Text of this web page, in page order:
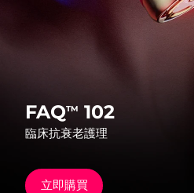
FAQTM 102
臨床抗衰老護理
立即購買
特別優惠
德國
加拿大